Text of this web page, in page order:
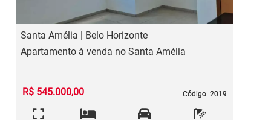
Santa Amélia | Belo Horizonte
Código. 2019
Código. 2019
Apartamento à venda no Santa Amélia
R$ 545.000,00